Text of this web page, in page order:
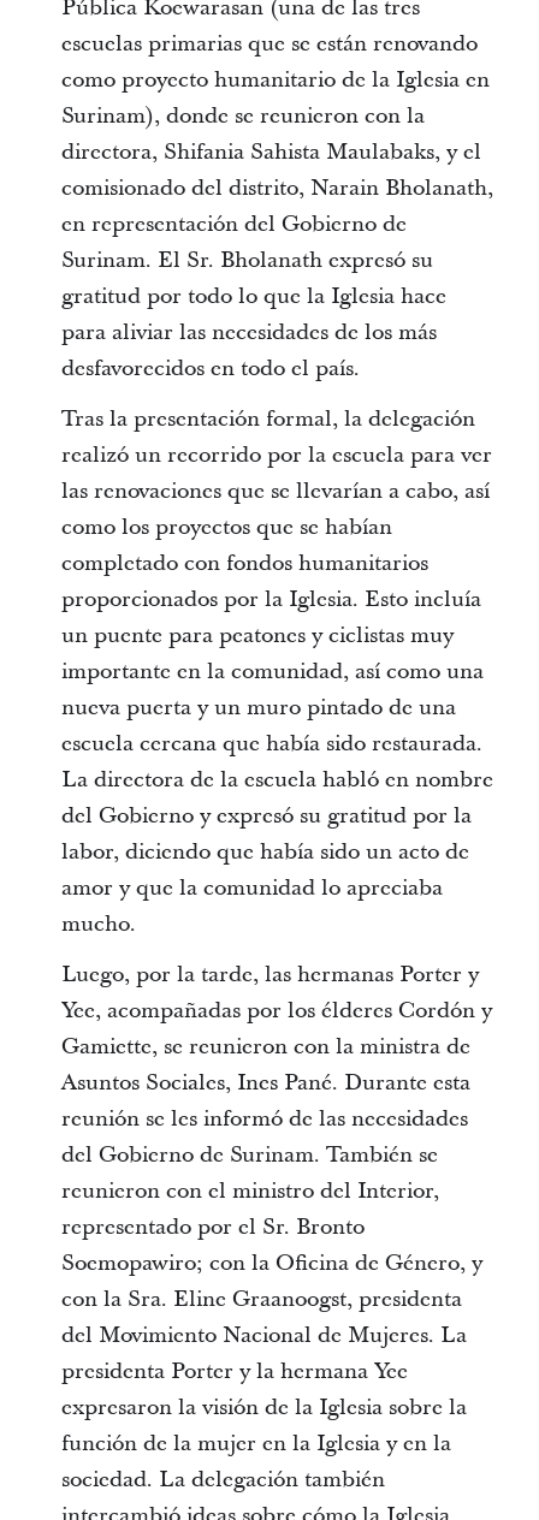
Pública Koewarasan (una de las tres
escuelas primarias que se están renovando
como proyecto humanitario de la Iglesia en
Surinam), donde se reunieron con la
directora, Shifania Sahista Maulabaks, y el
comisionado del distrito, Narain Bholanath,
en representación del Gobierno de
Surinam. El Sr. Bholanath expresó su
gratitud por todo lo que la Iglesia hace
para aliviar las necesidades de los más
desfavorecidos en todo el país.
Tras la presentación formal, la delegación
realizó un recorrido por la escuela para ver
las renovaciones que se llevarían a cabo, así
como los proyectos que se habían
completado con fondos humanitarios
proporcionados por la Iglesia. Esto incluía
un puente para peatones y ciclistas muy
importante en la comunidad, así como una
nueva puerta y un muro pintado de una
escuela cercana que había sido restaurada.
La directora de la escuela habló en nombre
del Gobierno y expresó su gratitud por la
labor, diciendo que había sido un acto de
amor y que la comunidad lo apreciaba
mucho.
Luego, por la tarde, las hermanas Porter y
Yee, acompañadas por los élderes Cordón y
Gamiette, se reunieron con la ministra de
Asuntos Sociales, Ines Pané. Durante esta
reunión se les informó de las necesidades
del Gobierno de Surinam. También se
reunieron con el ministro del Interior,
representado por el Sr. Bronto
Soemopawiro; con la Oficina de Género, y
con la Sra. Eline Graanoogst, presidenta
del Movimiento Nacional de Mujeres. La
presidenta Porter y la hermana Yee
expresaron la visión de la Iglesia sobre la
función de la mujer en la Iglesia y en la
sociedad. La delegación también